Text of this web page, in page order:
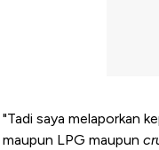
"Tadi saya melaporkan
maupun LPG maupun